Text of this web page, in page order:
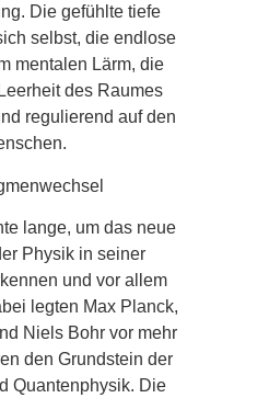
Die gefühlte tiefe
selbst, die endlose
mentalen Lärm, die
des Raumes
regulierend auf den
lange, um das neue
Physik in seiner
und vor allem
legten Max Planck,
Niels Bohr vor mehr
den Grundstein der
Quantenphysik. Die